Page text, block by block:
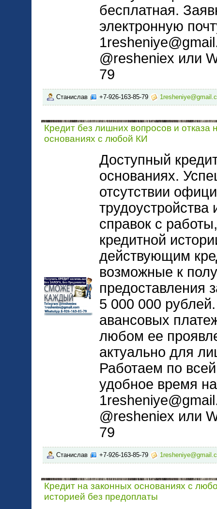
бесплатная.
электронную
@resheniex или
79
Станислав +7-926-163-85-79
Кредит без лишних вопросов и отказа
основаниях с любой КИ
Доступный
основаниях.
отсутствии
справок с
кредитной
действующим
возможные к
предоставления
5 000 000
авансовых
любом ее
актуально для
Работаем по
удобное время
@resheniex или
79
Станислав +7-926-163-85-79
Кредит на законных основаниях с
историей без предоплаты